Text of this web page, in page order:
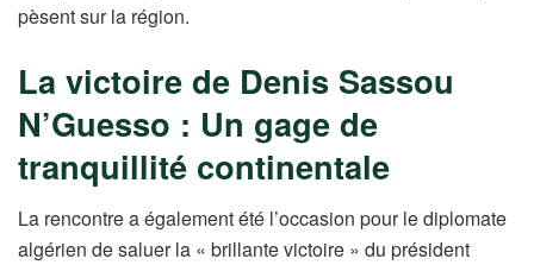
pèsent sur la région.
La victoire de Denis Sassou
N’Guesso : Un gage de
tranquillité continentale
La rencontre a également été l’occasion pour le diplomate
algérien de saluer la « brillante victoire » du président